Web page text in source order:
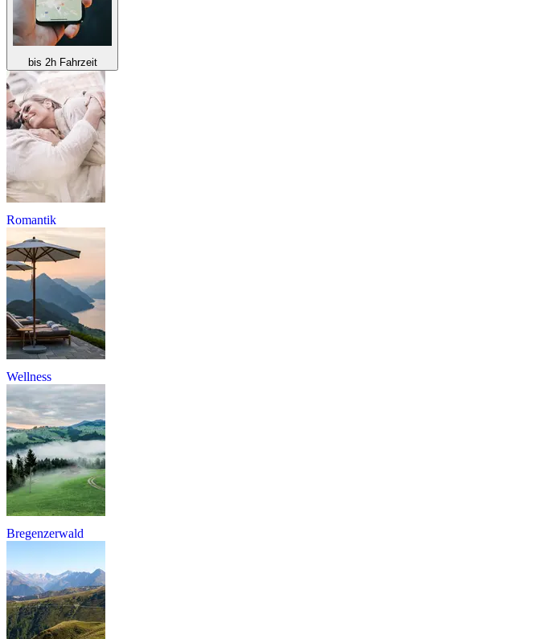
bis 2h Fahrzeit
Romantik
Wellness
Bregenzerwald